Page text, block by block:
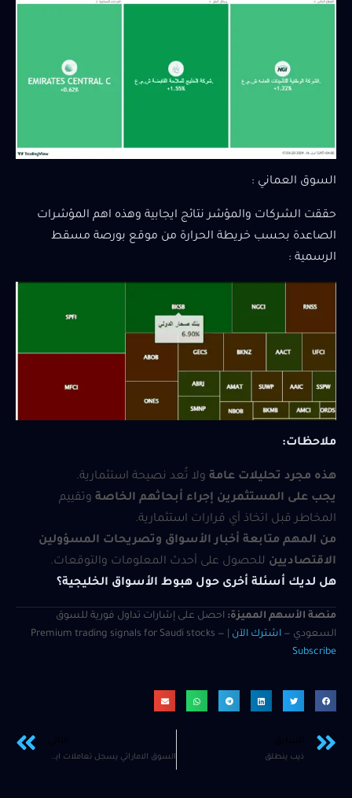
السوق العماني :
حققت الشركات والمؤشر نتائج ايجابية وهذه اهم المؤشرات
الصاعدة بحسب خريطة الحرارة من موقع بورصة مسقط
الرسمية :
ملاحظات:
هذه مجرد تحليلات عامة ولا تُعد نصيحة استثمارية.
يجب على المستثمرين إجراء أبحاثهم الخاصة وتقييم
المخاطر قبل اتخاذ أي قرارات استثمارية.
من المهم متابعة أخبار الأسواق وتصريحات المسؤولين
الاقتصاديين للحصول على أحدث المعلومات والتوقعات.
هل لديك أسئلة أخرى حول هبوط الأسواق الخليجية؟
منصة الأسهم المميزة: احصل على إشارات تداول فورية للسوق
السعودي — اشترك الآن
Subscribe
ذيب ينطلق السوق الاماراتي يسجل تعاملات ايجابية اليوم